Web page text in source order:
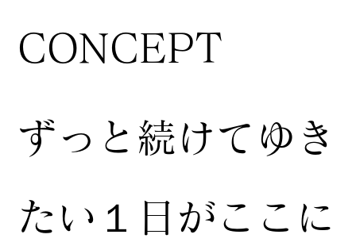
CONCEPT
ずっと続けてゆき
たい１日がここに